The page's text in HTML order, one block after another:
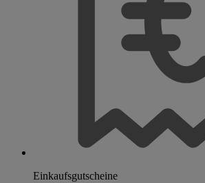
Einkaufsgutscheine